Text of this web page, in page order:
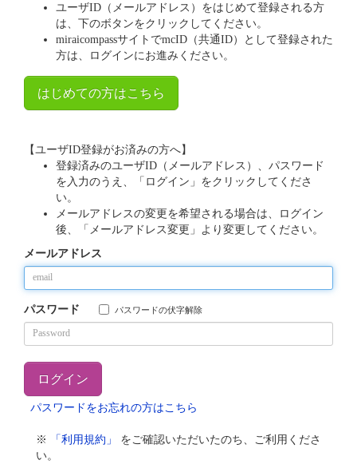
ユーザID（メールアドレス）をはじめて登録される方
は、下のボタンをクリックしてください。
miraicompassサイトでmcID（共通ID）として登録された
方は、ログインにお進みください。
はじめての方はこちら
【ユーザID登録がお済みの方へ】
登録済みのユーザID（メールアドレス）、パスワード
を入力のうえ、「ログイン」をクリックしてくださ
い。
メールアドレスの変更を希望される場合は、ログイン
後、「メールアドレス変更」より変更してください。
メールアドレス
パスワード パスワードの伏字解除
パスワードをお忘れの方はこちら
※ 「利用規約」
をご確認いただいたのち、ご利用くださ
い。